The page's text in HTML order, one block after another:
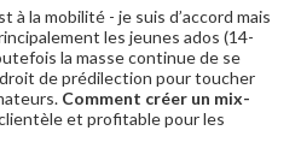
à la mobilité - je suis d’accord mais
les jeunes ados (14-
la masse continue de se
de prédilection pour toucher
Comment créer un mix-
et profitable pour les